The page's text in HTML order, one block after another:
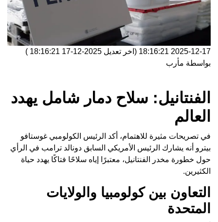
2025-12-17 18:16:21 (اخر تعديل 2025-12-17 18:16:21
)
بواسطة مأرب
الفنتانيل: سلاح دمار شامل يهدد
العالم
في تصريحات مثيرة للاهتمام، أكد الرئيس الكولومبي غوستافو
بيترو أنه يشارك الرئيس الأمريكي السابق دونالد ترامب في الرأي
حول خطورة مخدر الفنتانيل، معتبرًا إياه سلاحًا فتاكًا يهدد حياة
الكثيرين.
التعاون بين كولومبيا والولايات
المتحدة